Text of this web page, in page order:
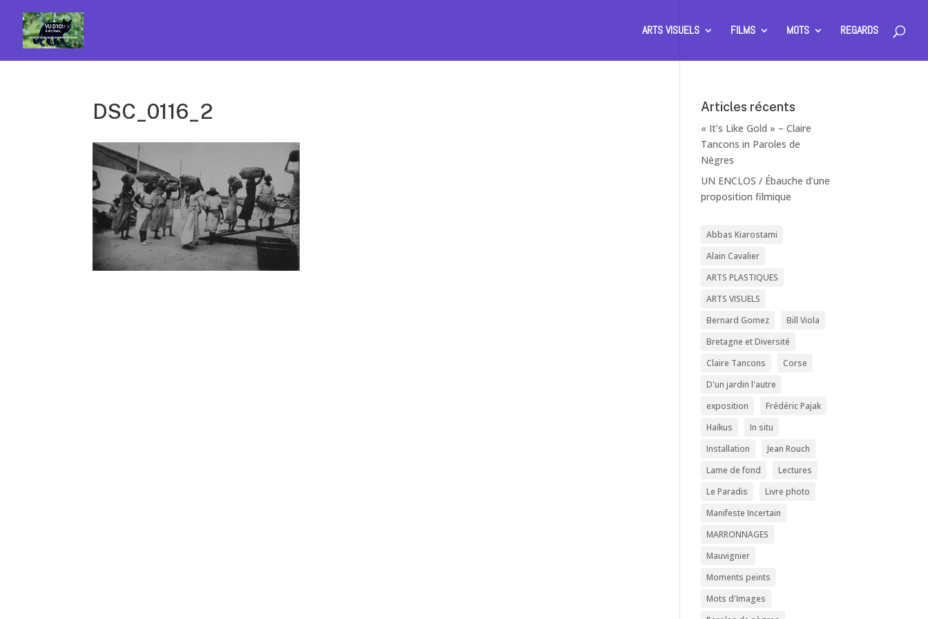
ARTS VISUELS FILMS MOTS REGARDS
DSC_0116_2 Articles récents
« It’s Like Gold » – Claire
Tancons in Paroles de
Nègres
UN ENCLOS / Ébauche d’une
proposition filmique
Abbas Kiarostami
Alain Cavalier
ARTS PLASTIQUES
ARTS VISUELS
Bernard Gomez
Bill Viola
Bretagne et Diversité
Claire Tancons
Corse
D'un jardin l'autre
exposition
Frédéric Pajak
Haïkus
In situ
Installation
Jean Rouch
Lame de fond
Lectures
Le Paradis
Livre photo
Manifeste Incertain
MARRONNAGES
Mauvignier
Moments peints
Mots d'Images